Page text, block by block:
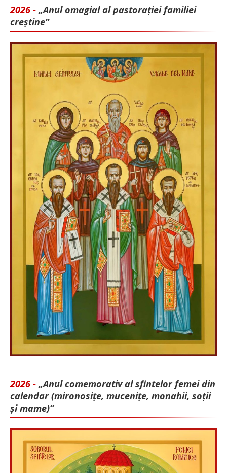
2026 - „Anul omagial al pastorației familiei
creștine”
2026 - „Anul comemorativ al sfintelor femei din
calendar (mironosițe, mu­cenițe, monahii, soții
și mame)”